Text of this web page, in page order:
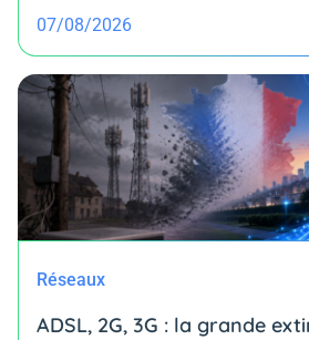
07/08/2026
Réseaux
ADSL, 2G, 3G : la grande